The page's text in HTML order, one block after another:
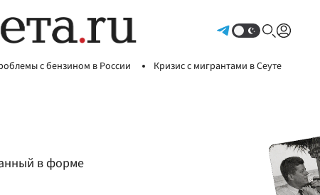
с бензином в России Кризис с мигрантами в Сеуте
в форме